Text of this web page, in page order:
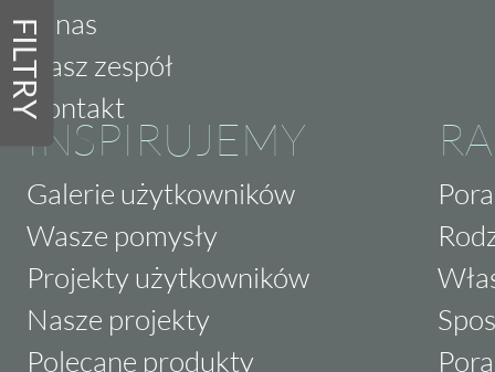
FILTRYO nas
Nasz zespół
Kontakt
INSPIRUJEMY
Galerie użytkowników
Wasze pomysły
Projekty użytkowników
Nasze projekty
Polecane produkty